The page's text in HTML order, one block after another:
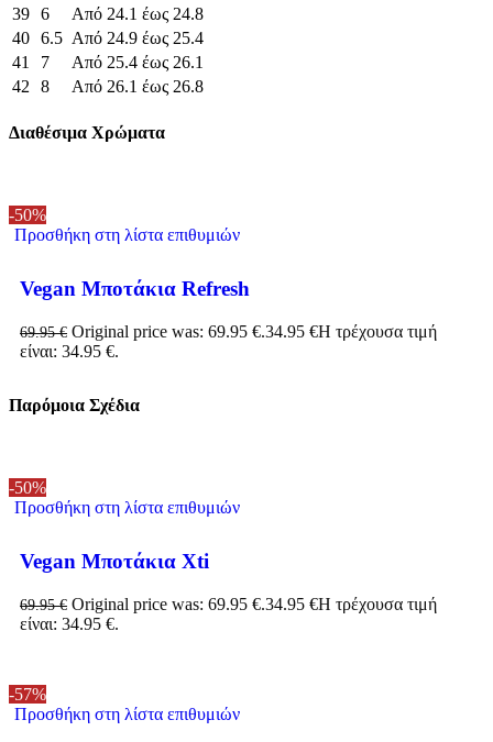
39 6
Από 24.1 έως 24.8
40 6.5 Από 24.9 έως 25.4
41
7
Από 25.4 έως 26.1
42
8 Από 26.1 έως 26.8
Διαθέσιμα Χρώματα
-50%
Προσθήκη στη λίστα επιθυμιών
Vegan Μποτάκια Refresh
69.95€ Original price was: 69.95 €.34.95 €Η τρέχουσα τιμή
είναι: 34.95 €.
Παρόμοια Σχέδια
-50%
Προσθήκη στη λίστα επιθυμιών
Vegan Μποτάκια Xti
69.95€ Original price was: 69.95 €.34.95 €Η τρέχουσα τιμή
είναι: 34.95 €.
-57%
Προσθήκη στη λίστα επιθυμιών